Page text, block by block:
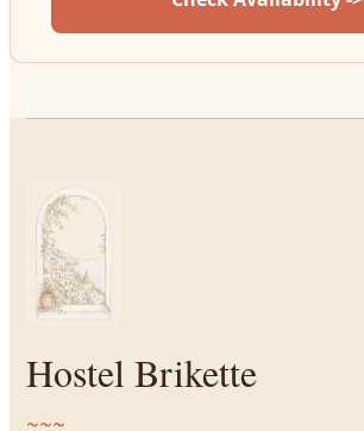
Hostel Brikette
~~~